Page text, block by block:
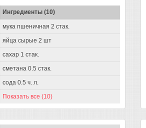
Ингредиенты (10)
мука пшеничная 2 стак.
яйца сырые 2 шт
сахар 1 стак.
сметана 0.5 стак.
сода 0.5 ч. л.
Показать все (10)